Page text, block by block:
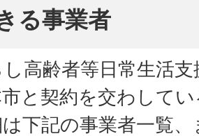
る事業者
高齢者等日常生活
と契約を交わして
下記の事業者一覧